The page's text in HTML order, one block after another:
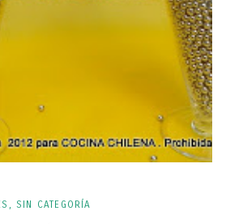
,SIN CATEGORÍA